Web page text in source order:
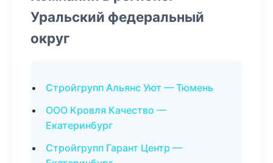
Уральский федеральный
округ
Стройгрупп Альянс Уют — Тюмень
ООО Кровля Качество —
Екатеринбург
Стройгрупп Гарант Центр —